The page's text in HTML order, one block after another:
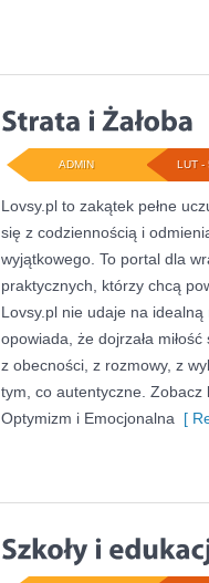
LUT -
ADMIN
Lovsy.pl to zakątek pełne
się z codziennością i
wyjątkowego. To portal dla
praktycznych, którzy chcą
Lovsy.pl nie udaje na idealną
opowiada, że dojrzała
z obecności, z rozmowy, z
tym, co autentyczne. Zobacz
Optymizm i Emocjonalna [